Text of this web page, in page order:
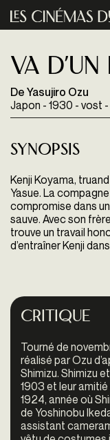
Aller au contenu
Va
De Yasujiro Ozu
Japon - 1930 - vost
Synopsis
Kenji Koyama,
Yasue. La
compromise dans
sauve. Avec son
trouve un travail
d’entraîner Kenji
Critique
Tourné de
réalisé par Ozu
Shimizu. Shimizu
1903 et leur
1924, année où
de Yoshinobu
assistant